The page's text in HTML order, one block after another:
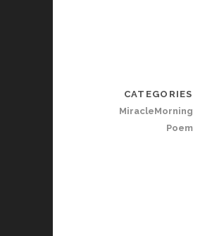
CATEGORIES
MiracleMorning
Poem